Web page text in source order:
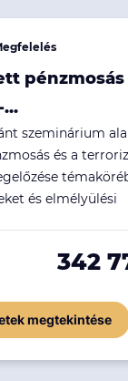
pénzmosás
szeminárium
és a
és elmélyülési
342
megtekintése